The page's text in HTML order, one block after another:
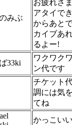
みぶ
お疲れさ
アタイで
からあと
カイブあ
るよー!
33ki
ワクワク
ン代です
チケット
調には気
てね
かっこい